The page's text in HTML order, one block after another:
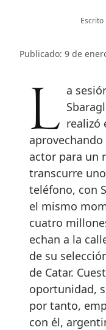
Escrito
Publicado: 9 de
La sesión de fotos con Leonardo realizó
actor para un
transcurre
teléfono, con
el mismo
cuatro
echan a la
de su
de Catar.
oportunidad,
por tanto,
con él,